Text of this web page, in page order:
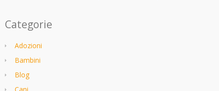
Categorie
Adozioni
Bambini
Blog